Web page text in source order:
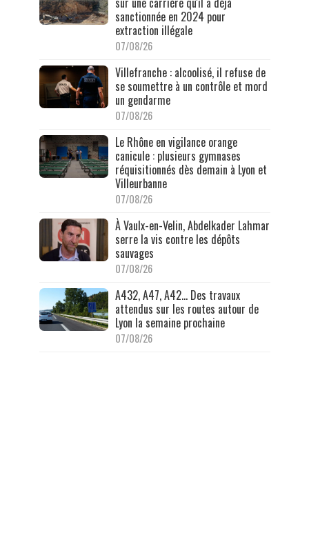
sanctionnée en 2024 pour
extraction illégale
07/08/26
Villefranche : alcoolisé, il refuse de
se soumettre à un contrôle et mord
un gendarme
07/08/26
Le Rhône en vigilance orange
canicule : plusieurs gymnases
réquisitionnés dès demain à Lyon et
Villeurbanne
07/08/26
À Vaulx-en-Velin, Abdelkader Lahmar
serre la vis contre les dépôts
sauvages
07/08/26
A432, A47, A42… Des travaux
attendus sur les routes autour de
Lyon la semaine prochaine
07/08/26